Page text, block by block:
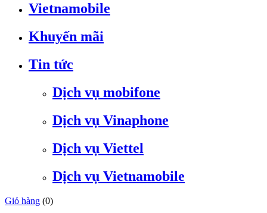
Vietnamobile
Khuyến mãi
Tin tức
Dịch vụ mobifone
Dịch vụ Vinaphone
Dịch vụ Viettel
Dịch vụ Vietnamobile
Giỏ hàng (0)